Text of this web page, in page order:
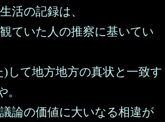
活の記録は、
ていた人の推察に基いてい
)して地方地方の真状と一致す
。
論の価値に大いなる相違が